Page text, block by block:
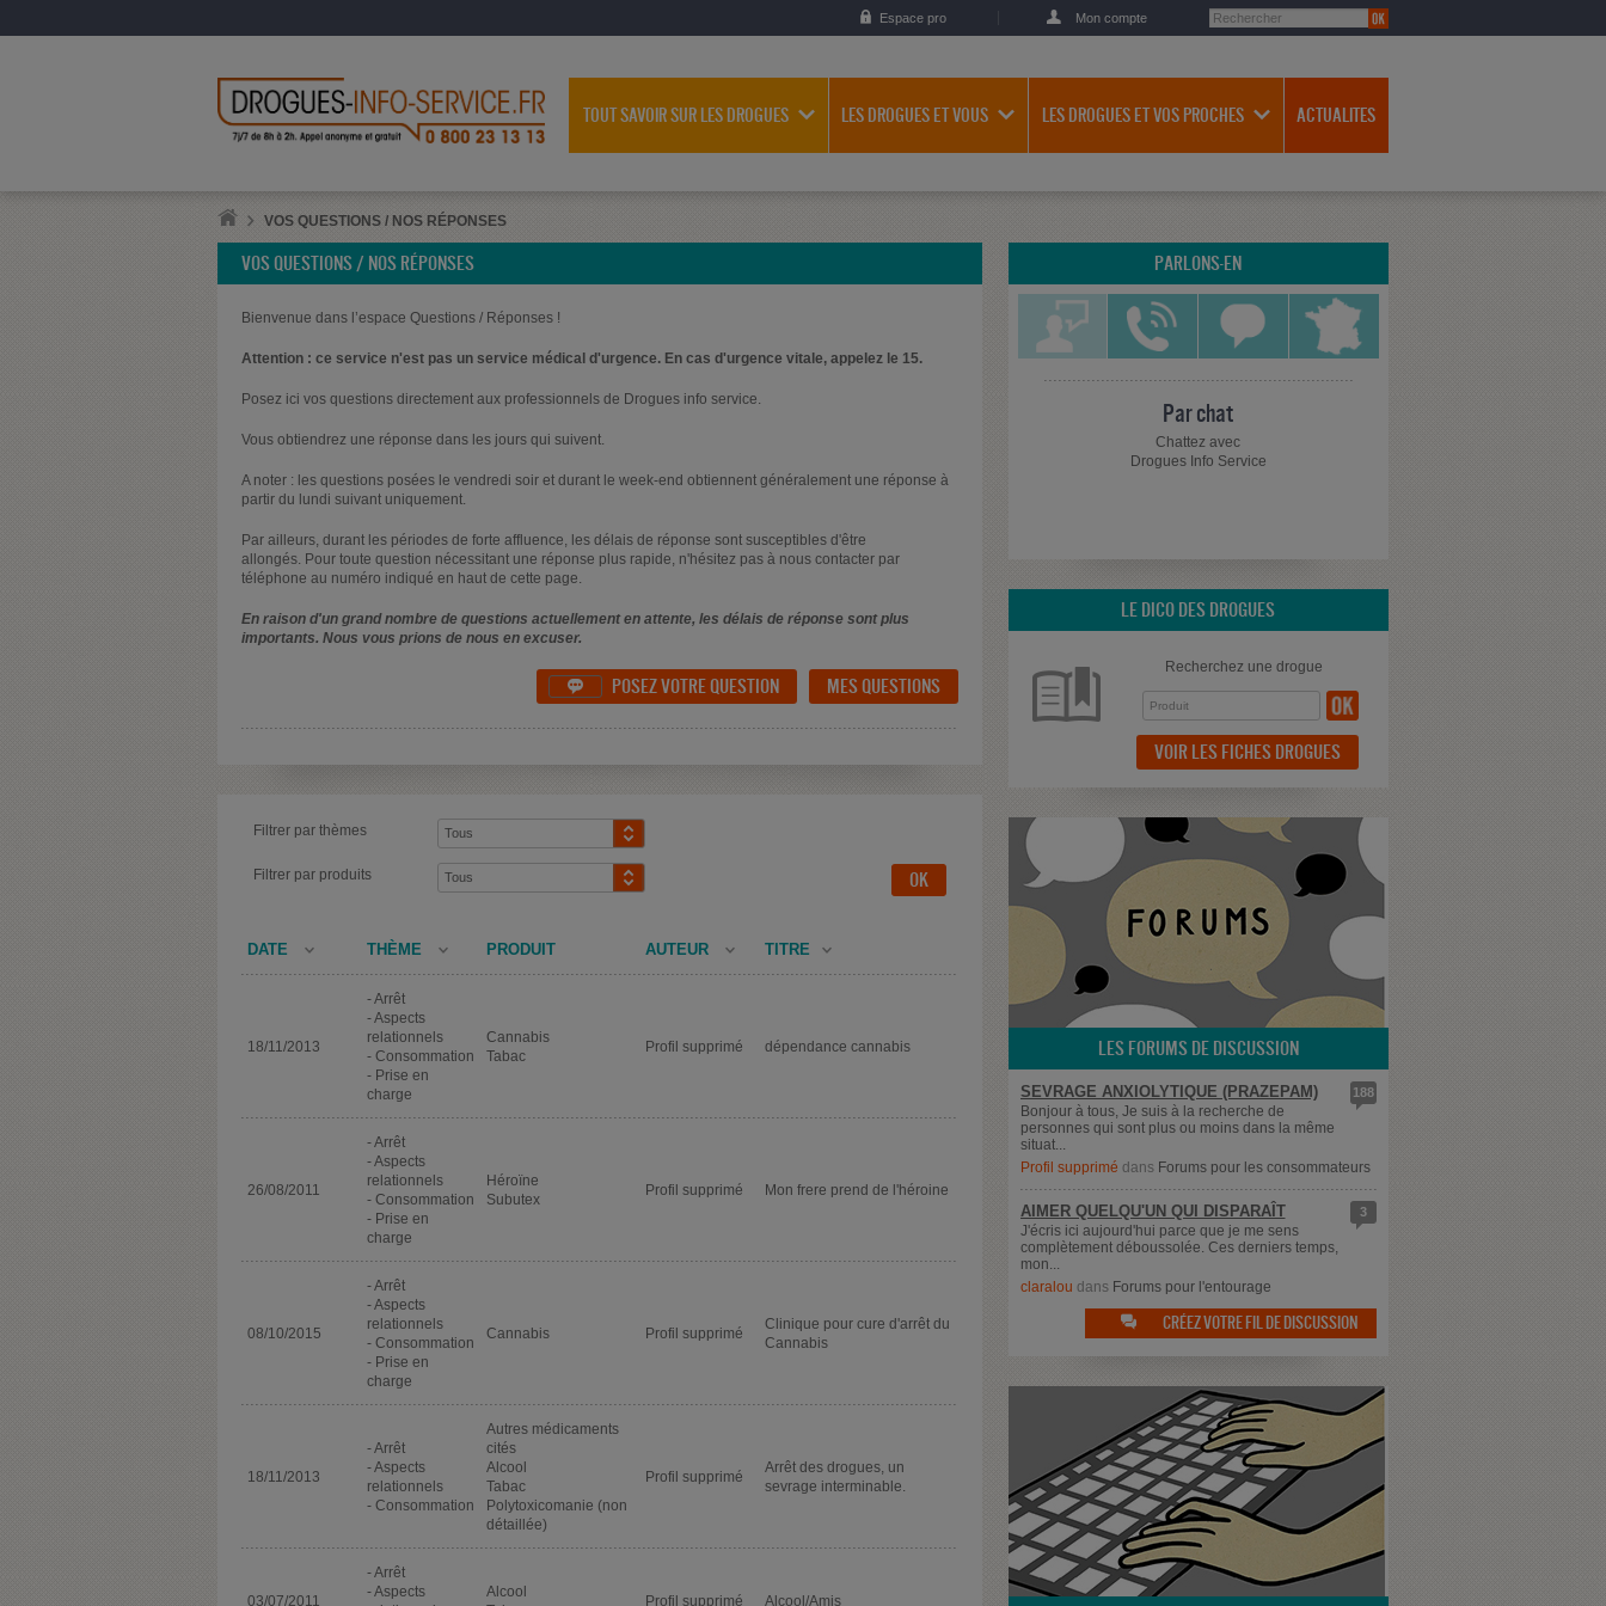
Espace pro Mon compte
TOUT SAVOIR SUR LES DROGUES LES DROGUES ET VOUS LES DROGUES ET VOS PROCHES ACTUALITES
VOS QUESTIONS / NOS RÉPONSES
VOS QUESTIONS / NOS RÉPONSES
Bienvenue dans l’espace Questions / Réponses !
Attention : ce service n'est pas un service médical d'urgence. En cas d'urgence vitale, appelez le 15.
Posez ici vos questions directement aux professionnels de Drogues info service.
Vous obtiendrez une réponse dans les jours qui suivent.
A noter : les questions posées le vendredi soir et durant le week-end obtiennent généralement une réponse à
partir du lundi suivant uniquement.
Par ailleurs, durant les périodes de forte affluence, les délais de réponse sont susceptibles d'être
allongés. Pour toute question nécessitant une réponse plus rapide, n'hésitez pas à nous contacter par
téléphone au numéro indiqué en haut de cette page.
En raison d'un grand nombre de questions actuellement en attente, les délais de réponse sont plus
importants. Nous vous prions de nous en excuser.
 POSEZ VOTRE QUESTION MES QUESTIONS
Filtrer par thèmes
Filtrer par produits
DATE THÈME PRODUIT AUTEUR TITRE
18/11/2013
- Arrêt
- Aspects
relationnels
- Consommation
- Prise en
charge
Cannabis
Tabac
Profil supprimé dépendance cannabis
26/08/2011
- Arrêt
- Aspects
relationnels
- Consommation
- Prise en
charge
Héroïne
Subutex
Profil supprimé Mon frere prend de l'héroine
08/10/2015
- Arrêt
- Aspects
relationnels
- Consommation
- Prise en
charge
Cannabis Profil supprimé
Clinique pour cure d'arrêt du
Cannabis
18/11/2013
- Arrêt
- Aspects
relationnels
- Consommation
Autres médicaments
cités
Alcool
Tabac
Polytoxicomanie (non
détaillée)
Profil supprimé
Arrêt des drogues, un
sevrage interminable.
03/07/2011
- Arrêt
- Aspects
Alcool
Profil supprimé Alcool/Amis
PARLONS-EN
Par chat
Chattez avec
Drogues Info Service
LE DICO DES DROGUES
Recherchez une drogue
VOIR LES FICHES DROGUES
LES FORUMS DE DISCUSSION
188
SEVRAGE ANXIOLYTIQUE (PRAZEPAM)
Bonjour à tous, Je suis à la recherche de
personnes qui sont plus ou moins dans la même
situat...
Profil supprimé dans Forums pour les consommateurs
3
AIMER QUELQU'UN QUI DISPARAÎT
J'écris ici aujourd'hui parce que je me sens
complètement déboussolée. Ces derniers temps,
mon...
claralou dans Forums pour l'entourage
 CRÉEZ VOTRE FIL DE DISCUSSION